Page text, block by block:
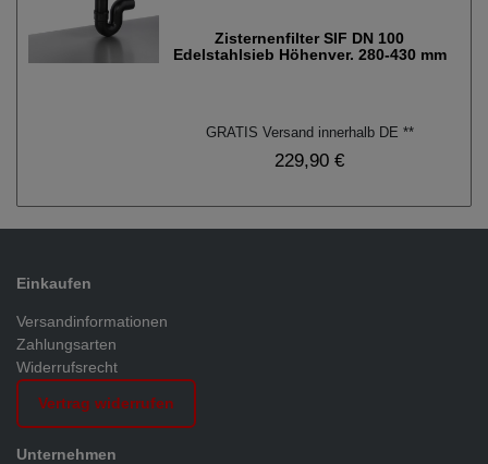
Zisternenfilter SIF DN 100
Edelstahlsieb Höhenver. 280-430 mm
GRATIS Versand innerhalb DE **
229,90 €
Einkaufen
Versandinformationen
Zahlungsarten
Widerrufsrecht
Vertrag widerrufen
Unternehmen